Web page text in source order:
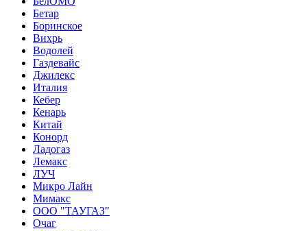
Бетар
Боринское
Вихрь
Водолей
Газдевайс
Джилекс
Италия
Кебер
Кенарь
Китай
Конорд
Ладогаз
Лемакс
ЛУЧ
Микро Лайн
Мимакс
ООО "ТАУГАЗ"
Очаг